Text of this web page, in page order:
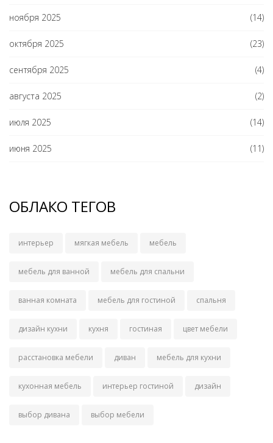
ноября 2025 (14)
октября 2025 (23)
сентября 2025 (4)
августа 2025 (2)
июля 2025 (14)
июня 2025 (11)
ОБЛАКО ТЕГОВ
интерьер мягкая мебель мебель
мебель для ванной мебель для спальни
ванная комната мебель для гостиной спальня
дизайн кухни кухня гостиная цвет мебели
расстановка мебели диван мебель для кухни
кухонная мебель интерьер гостиной дизайн
выбор дивана выбор мебели